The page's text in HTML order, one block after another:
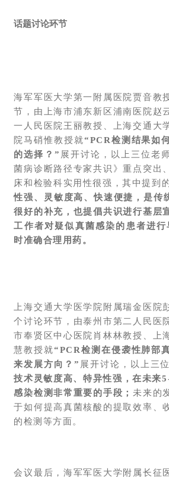
话题讨论环节
海军军医大学第一附属医院贾音教
节，由上海市浦东新区浦南医院赵
一人民医院王丽教授、上海交通大
院马硝惟教授就“PCR检测结果如
的选择？” 展开讨论，以上三位老
菌病诊断路径专家共识》重点突出
床和检验科实用性很强，其中提到
性强、灵敏度高、快速便捷，是传
很好的补充，也提倡共识进行基层
工作者对疑似真菌感染的患者进
时准确合理用药。
上海交通大学医学院附属瑞金医院
个讨论环节，由泰州市第二人民医
市奉贤区中心医院肖林林教授、上
慧教授就“PCR检测在侵袭性肺部
来发展方向？” 展开讨论，以上三
技术灵敏度高、 特异性强，在未来
感染检测非常重要的手段； 未来的
于如何提高真菌核酸的提取效率、
的检测等方面。
会议最后，海军军医大学附属长征